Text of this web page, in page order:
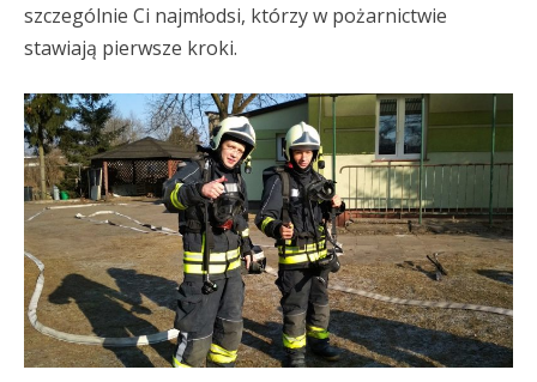
szczególnie Ci najmłodsi, którzy w pożarnictwie
stawiają pierwsze kroki.